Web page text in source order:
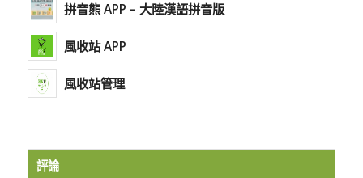
拼音熊 APP – 大陸漢語拼音版
風收站 APP
風收站管理
評論